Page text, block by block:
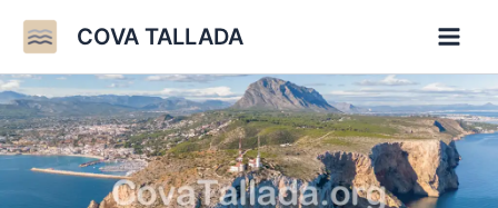
contenido
COVA TALLADA